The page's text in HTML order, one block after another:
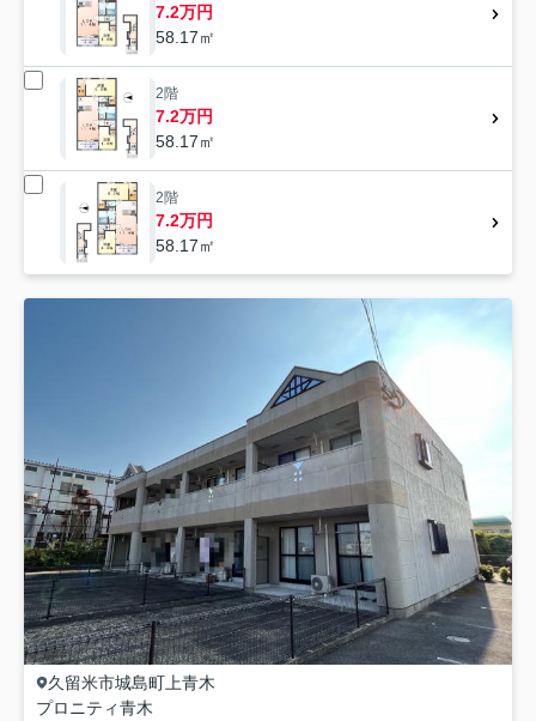
7.2万円
58.17㎡
2階
7.2万円
58.17㎡
2階
7.2万円
58.17㎡
久留米市城島町上青木
プロニティ青木